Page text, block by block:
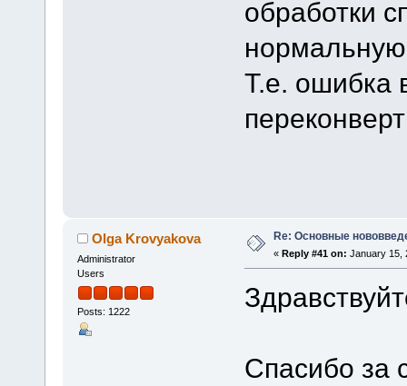
обработки
нормальную
Т.е. ошибка
Olga Krovyakova
Administrator
Users
Posts: 1222
Re: Основные
« Reply #41 on: January 15,
Спасибо за